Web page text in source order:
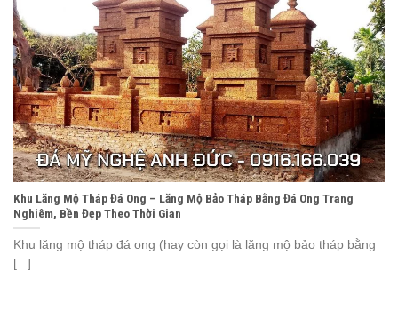
Khu Lăng Mộ Tháp Đá Ong – Lăng Mộ Bảo Tháp Bằng Đá Ong Trang
Nghiêm, Bền Đẹp Theo Thời Gian
Khu lăng mộ tháp đá ong (hay còn gọi là lăng mộ bảo tháp bằng
[...]